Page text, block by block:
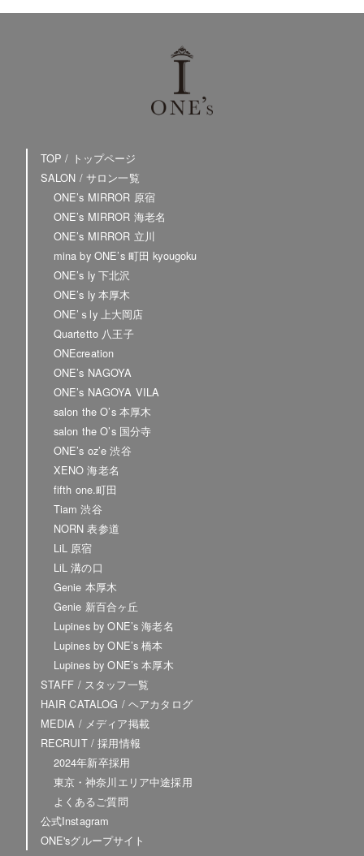
TOP / トップページ
SALON / サロン一覧
ONE’s MIRROR 原宿
ONE’s MIRROR 海老名
ONE’s MIRROR 立川
mina by ONE’s 町田 kyougoku
ONE’s ly 下北沢
ONE’s ly 本厚木
ONE’ｓly 上大岡店
Quartetto 八王子
ONEcreation
ONE’s NAGOYA
ONE’s NAGOYA VILA
salon the O’s 本厚木
salon the O’s 国分寺
ONE’s oz’e 渋谷
XENO 海老名
fifth one.町田
Tiam 渋谷
NORN 表参道
LiL 原宿
LiL 溝の口
Genie 本厚木
Genie 新百合ヶ丘
Lupines by ONE’s 海老名
Lupines by ONE’s 橋本
Lupines by ONE’s 本厚木
STAFF / スタッフ一覧
HAIR CATALOG / ヘアカタログ
MEDIA / メディア掲載
RECRUIT / 採用情報
2024年新卒採用
東京・神奈川エリア中途採用
よくあるご質問
公式Instagram
ONE'sグループサイト